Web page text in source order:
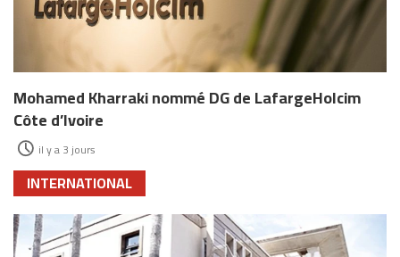
Mohamed Kharraki nommé DG de LafargeHolcim
Côte d’Ivoire
il y a 3 jours
INTERNATIONAL